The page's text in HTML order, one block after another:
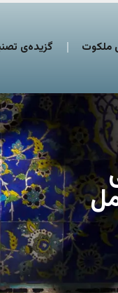
ملکوت گزیده‌ی